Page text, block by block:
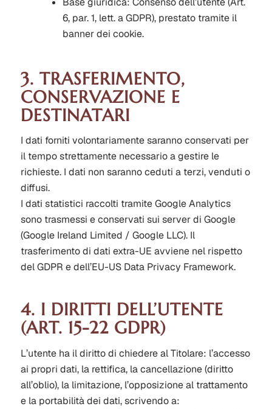
6, par. 1, lett. a GDPR), prestato tramite il
banner dei cookie.
3. TRASFERIMENTO,
CONSERVAZIONE E
DESTINATARI
I dati forniti volontariamente saranno conservati per
il tempo strettamente necessario a gestire le
richieste. I dati non saranno ceduti a terzi, venduti o
diffusi.
I dati statistici raccolti tramite Google Analytics
sono trasmessi e conservati sui server di Google
(Google Ireland Limited / Google LLC). Il
trasferimento di dati extra-UE avviene nel rispetto
del GDPR e dell’EU-US Data Privacy Framework.
4. I DIRITTI DELL’UTENTE
(ART. 15-22 GDPR)
L’utente ha il diritto di chiedere al Titolare: l’accesso
ai propri dati, la rettifica, la cancellazione (diritto
all’oblio), la limitazione, l’opposizione al trattamento
e la portabilità dei dati, scrivendo a: